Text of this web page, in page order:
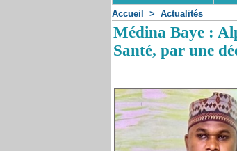
Accueil > Actualités
Médina Baye :
Santé, par une